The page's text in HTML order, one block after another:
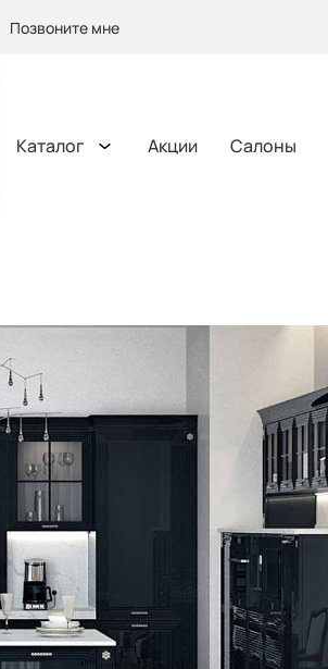
Позвоните мне
Каталог Акции Салоны